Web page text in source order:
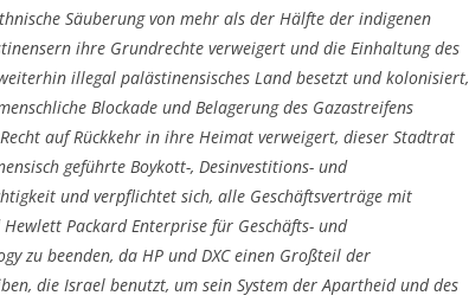
Säuberung von mehr als der Hälfte der indigenen
ihre Grundrechte verweigert und die Einhaltung des
illegal palästinensisches Land besetzt und kolonisiert,
Blockade und Belagerung des Gazastreifens
auf Rückkehr in ihre Heimat verweigert, dieser Stadtrat
geführte Boykott-, Desinvestitions- und
und verpflichtet sich, alle Geschäftsverträge mit
Packard Enterprise für Geschäfts- und
zu beenden, da HP und DXC einen Großteil der
die Israel benutzt, um sein System der Apartheid und des